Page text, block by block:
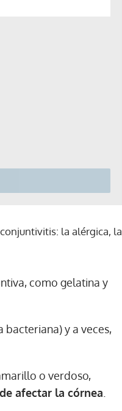
la alérgica, la
como gelatina y
y a veces,
o verdoso,
afectar la córnea